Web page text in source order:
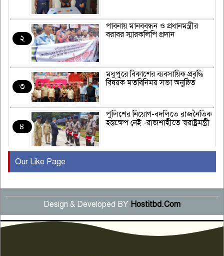
২
পাবনায় মানববন্ধন ও প্রধানমন্ত্রীর
বরাবর স্মারকলিপি প্রদান
৩
মধুপুরে বিকাশের ব্যবসায়িক প্রবৃদ্ধি
বিষয়ক মতবিনিময় সভা অনুষ্ঠিত
৪
পুলিশের নিয়োগ-বদলিতে রাজনৈতিক
হস্তক্ষেপ নেই -রাজশাহীতে স্বরাষ্ট্রমন্ত্রী
৫
বছর পূর্তি উদযাপন
৬
সংবাদ সম্মেলনে অভিযোগ অস্বীকার
উদ্দেশ্য প্রণোদিত সংবাদ প্রকাশের
প্রতিবাদ নাজির হাসানের
Our Like Page
Design & Developed BY Hostitbd.Com